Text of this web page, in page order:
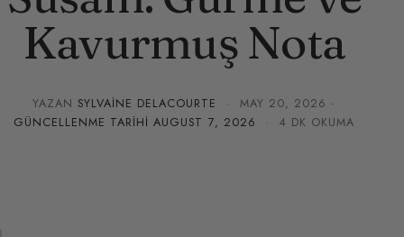
Kavurmuş Nota
YAZAN SYLVAINE DELACOURTE · MAY 20, 2026 ·
GÜNCELLENME TARIHIAUGUST 7, 2026 · 4 DK OKUMA